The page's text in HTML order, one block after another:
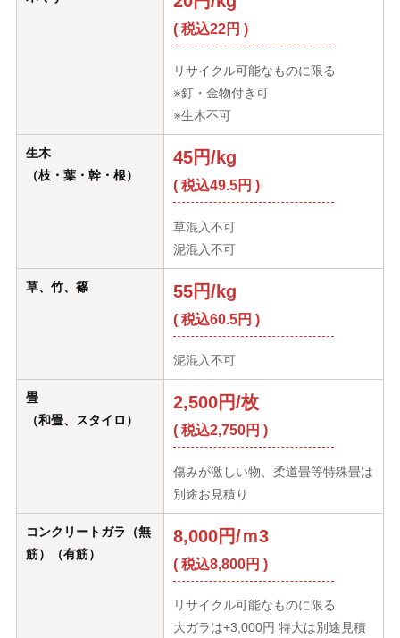
( 税込22円 )
リサイクル可能なものに限る
※釘・金物付き可
※生木不可
生木
（枝・葉・幹・根）
45円/kg
( 税込49.5円 )
草混入不可
泥混入不可
草、竹、篠 55円/kg
( 税込60.5円 )
泥混入不可
畳
（和畳、スタイロ）
2,500円/枚
( 税込2,750円 )
傷みが激しい物、柔道畳等特殊畳は
別途お見積り
コンクリートガラ（無
筋）（有筋）
8,000円/ｍ3
( 税込8,800円 )
リサイクル可能なものに限る
大ガラは+3,000円 特大は別途見積